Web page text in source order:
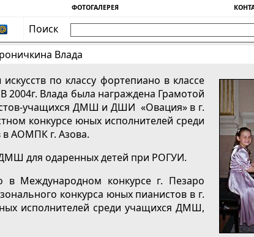
ФОТОГАЛЕРЕЯ
Поиск
Влада
по классу фортепиано в классе
2004г. Влада была награждена Грамотой
учащихся ДМШ и ДШИ «Овация» в г.
конкурсе юных исполнителей среди
АОМПК г. Азова.
для одаренных детей при РОГУИ.
Международном конкурсе г. Пезаро
конкурса юных пианистов в г.
исполнителей среди учащихся ДМШ,